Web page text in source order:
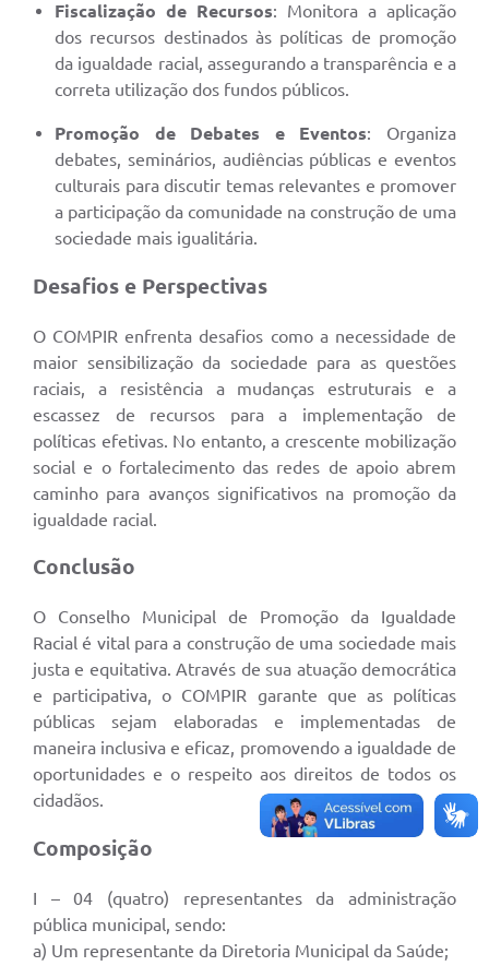
Fiscalização de Recursos: Monitora a aplicação
dos recursos destinados às políticas de promoção
da igualdade racial, assegurando a transparência e a
correta utilização dos fundos públicos.
Promoção de Debates e Eventos: Organiza
debates, seminários, audiências públicas e eventos
culturais para discutir temas relevantes e promover
a participação da comunidade na construção de uma
sociedade mais igualitária.
Desafios e Perspectivas
O COMPIR enfrenta desafios como a necessidade de
maior sensibilização da sociedade para as questões
raciais, a resistência a mudanças estruturais e a
escassez de recursos para a implementação de
políticas efetivas. No entanto, a crescente mobilização
social e o fortalecimento das redes de apoio abrem
caminho para avanços significativos na promoção da
igualdade racial.
Conclusão
O Conselho Municipal de Promoção da Igualdade
Racial é vital para a construção de uma sociedade mais
justa e equitativa. Através de sua atuação democrática
e participativa, o COMPIR garante que as políticas
públicas sejam elaboradas e implementadas de
maneira inclusiva e eficaz, promovendo a igualdade de
oportunidades e o respeito aos direitos de todos os
cidadãos.
Composição
I – 04 (quatro) representantes da administração
pública municipal, sendo:
a) Um representante da Diretoria Municipal da Saúde;